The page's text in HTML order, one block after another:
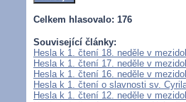
Celkem hlasovalo: 176
Související články:
Hesla k 1. čtení 18. neděle v
Hesla k 1. čtení 17. neděle v
Hesla k 1. čtení 16. neděle v
Hesla k 1. čtení o slavnosti sv.
Hesla k 1. čtení 12. neděle v